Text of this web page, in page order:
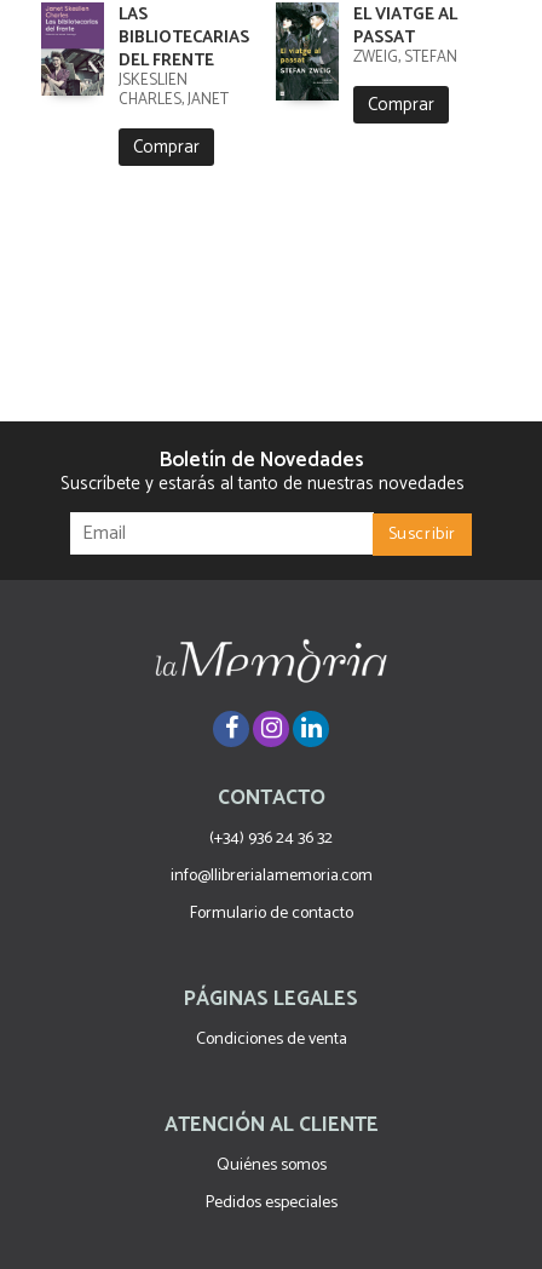
LAS
BIBLIOTECARIAS
DEL FRENTE
JSKESLIEN
CHARLES, JANET
Comprar
EL VIATGE AL
PASSAT
ZWEIG, STEFAN
Comprar
Boletín de Novedades
Suscríbete y estarás al tanto de nuestras novedades
CONTACTO
(+34) 936 24 36 32
info@llibrerialamemoria.com
Formulario de contacto
PÁGINAS LEGALES
Condiciones de venta
ATENCIÓN AL CLIENTE
Quiénes somos
Pedidos especiales